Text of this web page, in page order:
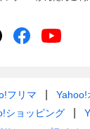
フリマ
Yahoo!
ショッピング